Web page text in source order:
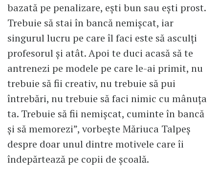
bazată pe penalizare, ești bun sau ești prost.
Trebuie să stai în bancă nemișcat, iar
singurul lucru pe care îl faci este să asculți
profesorul și atât. Apoi te duci acasă să te
antrenezi pe modele pe care le-ai primit, nu
trebuie să fii creativ, nu trebuie să pui
întrebări, nu trebuie să faci nimic cu mânuța
ta. Trebuie să fii nemișcat, cuminte în bancă
și să memorezi”, vorbește Măriuca Talpeș
despre doar unul dintre motivele care îi
îndepărtează pe copii de școală.